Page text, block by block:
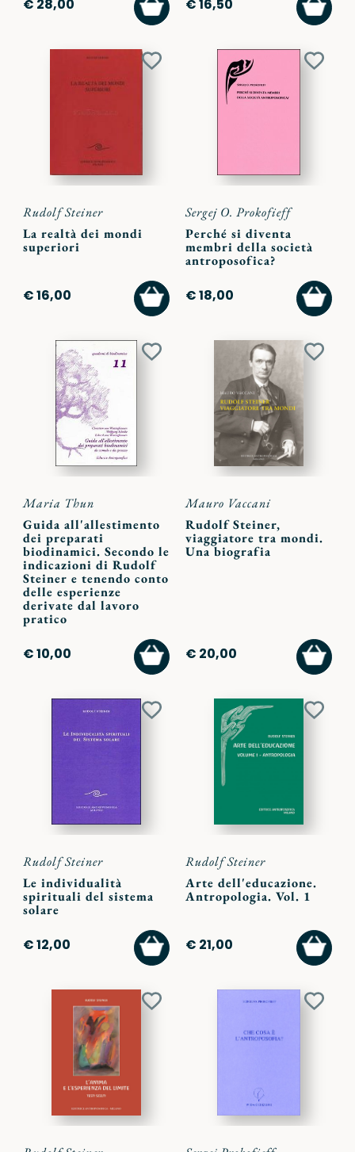
€ 28,00
AL
CARRELLO
€ 16,50
AL
Aggiungi
Rudolf Steiner
La realtà dei mondi
superiori
€ 16,00
AGGIUNGI
AL
CARRELLO
Sergej O. Prokofieff
Perché si diventa
membri della società
antroposofica?
€ 18,00
AL
Aggiungi
Maria Thun
Guida all'allestimento
dei preparati
biodinamici. Secondo le
indicazioni di Rudolf
Steiner e tenendo conto
delle esperienze
derivate dal lavoro
pratico
€ 10,00
AGGIUNGI
AL
CARRELLO
Mauro Vaccani
Rudolf Steiner,
viaggiatore tra mondi.
Una biografia
€ 20,00
AL
Aggiungi
Rudolf Steiner
Le individualità
spirituali del sistema
solare
€ 12,00
AGGIUNGI
AL
CARRELLO
Rudolf Steiner
Arte dell'educazione.
Antropologia. Vol. 1
€ 21,00
AL
Aggiungi